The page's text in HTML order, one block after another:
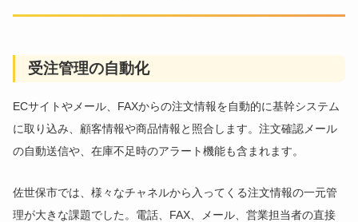
受注管理の自動化
ECサイトやメール、FAXからの注文情報を自動的に基幹システム
に取り込み、顧客情報や商品情報と照合します。注文確認メール
の自動送信や、在庫不足時のアラート機能も含まれます。
佐世保市では、様々なチャネルから入ってくる注文情報の一元管
理が大きな課題でした。電話、FAX、メール、営業担当者の直接